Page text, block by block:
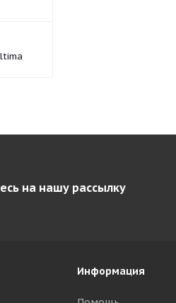
на нашу рассылку
Информация